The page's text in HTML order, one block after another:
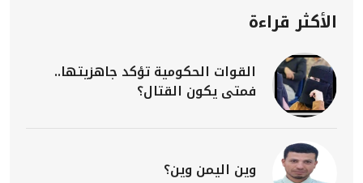
الأكثر قراءة
القوات الحكومية تؤكد جاهزيتها..
فمتى يكون القتال؟
وين اليمن وين؟